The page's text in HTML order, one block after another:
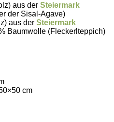
aus der Steiermark
der Sisal -Agave)
aus der Steiermark
Baumwolle (Fleckerlteppich)
cm